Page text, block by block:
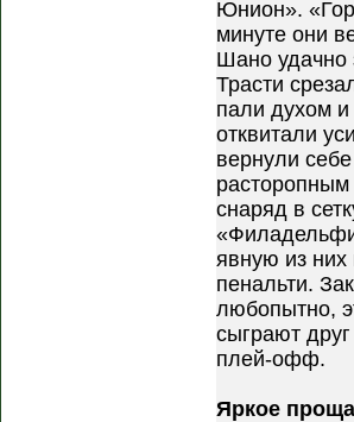
Юнион».
минуте они
Шано удачно
Трасти
пали духом и
отквитали
вернули
снаряд в
явную из них
пенальти.
любопытно,
сыграют
плей-офф.
Яркое